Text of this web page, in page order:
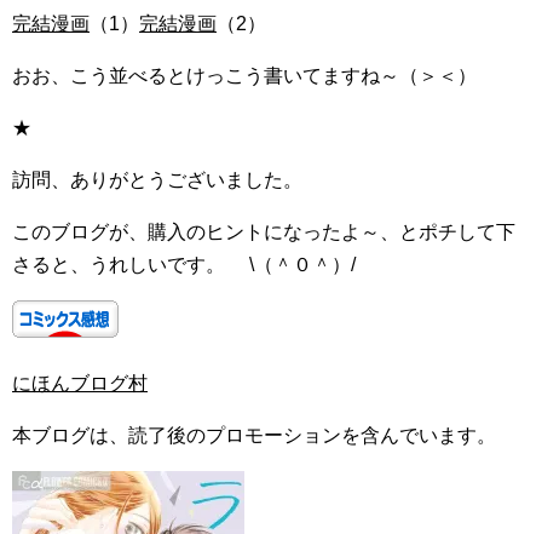
完結漫画 （1） 完結漫画 （2）
おお、こう並べるとけっこう書いてますね～（＞＜）
★
訪問、ありがとうございました。
このブログが、購入のヒントになったよ～、とポチして下
さると、うれしいです。 \（＾０＾）/
にほんブログ村
本ブログは、読了後のプロモーションを含んでいます。